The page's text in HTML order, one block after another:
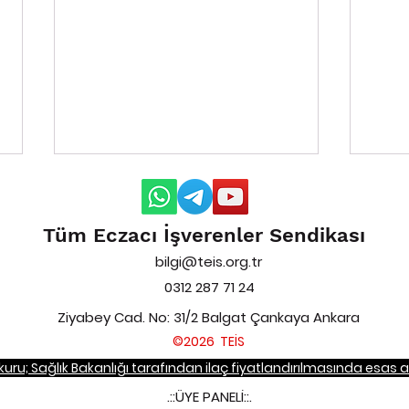
Bedeli Ödenecek İlaçlar
Listesinde Yapılan
Düzenlemeler Hakkında
Duyuru 2024/05
Tüm Eczacı İşverenler Sendikası
bilgi@teis.org.tr
0312 287 71 24
Ziyabey Cad. No: 31/2 Balgat Çankaya Ankara
©2026 TEİS
Sağlık Bakanlığı tarafından ilaç fiyatlandırılmasında esas
.::ÜYE PANELİ::.